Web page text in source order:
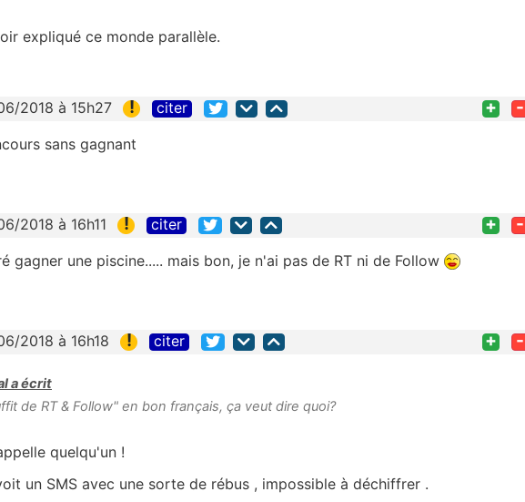
expliqué ce monde parallèle.
2018 à 15h27 ! citer + -
sans gagnant
2018 à 16h11 ! citer + -
gagner une piscine..... mais bon, je n'ai pas de RT ni de Follow
2018 à 16h18 ! citer + -
a écrit
de RT & Follow" en bon français, ça veut dire quoi?
quelqu'un !
un SMS avec une sorte de rébus , impossible à déchiffrer .